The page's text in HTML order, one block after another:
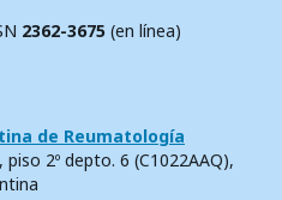
2362-3675 (en línea)
de Reumatología
2º depto. 6 (C1022AAQ),